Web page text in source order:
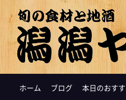
ホーム ブログ 本日のおす